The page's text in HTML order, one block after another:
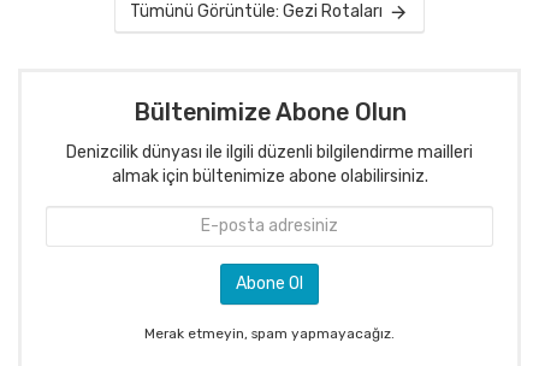
Tümünü Görüntüle: Gezi Rotaları
Bültenimize Abone Olun
Denizcilik dünyası ile ilgili düzenli bilgilendirme mailleri
almak için bültenimize abone olabilirsiniz.
Merak etmeyin, spam yapmayacağız.